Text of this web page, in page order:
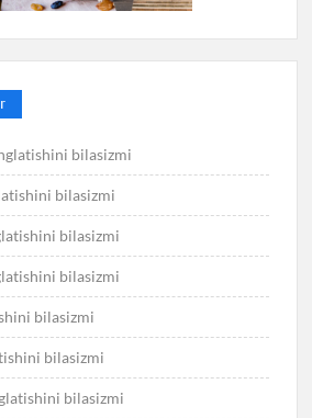
bilasizmi
bilasizmi
bilasizmi
bilasizmi
bilasizmi
bilasizmi
bilasizmi